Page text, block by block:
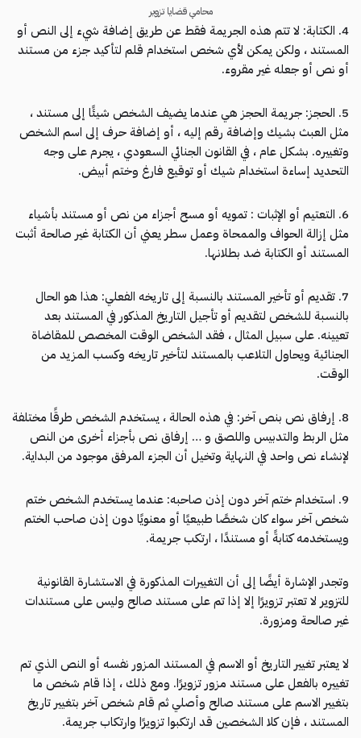
محامي قضايا تزوير
4. الكتابة: لا تتم هذه الجريمة فقط عن طريق إضافة شيء إلى النص أو
المستند ، ولكن يمكن لأي شخص استخدام قلم لتأكيد جزء من مستند
أو نص أو جعله غير مقروء.
5. الحجز: جريمة الحجز هي عندما يضيف الشخص شيئًا إلى مستند ،
مثل العبث بشيك وإضافة رقم إليه ، أو إضافة حرف إلى اسم الشخص
وتغييره. بشكل عام ، في القانون الجنائي السعودي ، يجرم على وجه
التحديد إساءة استخدام شيك أو توقيع فارغ وختم أبيض.
6. التعتيم أو الإثبات : تمويه أو مسح أجزاء من نص أو مستند بأشياء
مثل إزالة الحواف والممحاة وعمل سطر يعني أن الكتابة غير صالحة أثبت
المستند أو الكتابة ضد بطلانها.
7. تقديم أو تأخير المستند بالنسبة إلى تاريخه الفعلي: هذا هو الحال
بالنسبة للشخص لتقديم أو تأجيل التاريخ المذكور في المستند بعد
تعيينه. على سبيل المثال ، فقد الشخص الوقت المخصص للمقاضاة
الجنائية ويحاول التلاعب بالمستند لتأخير تاريخه وكسب المزيد من
الوقت.
8. إرفاق نص بنص آخر: في هذه الحالة ، يستخدم الشخص طرقًا مختلفة
مثل الربط والتدبيس واللصق و … إرفاق نص بأجزاء أخرى من النص
لإنشاء نص واحد في النهاية وتخيل أن الجزء المرفق موجود من البداية.
9. استخدام ختم آخر دون إذن صاحبه: عندما يستخدم الشخص ختم
شخص آخر سواء كان شخصًا طبيعيًا أو معنويًا دون إذن صاحب الختم
ويستخدمه كتابةً أو مستندًا ، ارتكب جريمة.
وتجدر الإشارة أيضًا إلى أن التغييرات المذكورة في الاستشارة القانونية
للتزوير لا تعتبر تزويرًا إلا إذا تم على مستند صالح وليس على مستندات
غير صالحة ومزورة.
لا يعتبر تغيير التاريخ أو الاسم في المستند المزور نفسه أو النص الذي تم
تغييره بالفعل على مستند مزور تزويرًا. ومع ذلك ، إذا قام شخص ما
بتغيير الاسم على مستند صالح وأصلي ثم قام شخص آخر بتغيير تاريخ
المستند ، فإن كلا الشخصين قد ارتكبوا تزويرًا وارتكاب جريمة.